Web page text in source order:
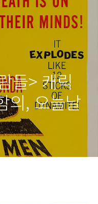
들> 캐릭
의, 오늘날